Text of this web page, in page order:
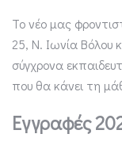
Το νέο μας
25, Ν. Ιωνία Βόλου
σύγχρονα
που θα κάνει τη
Εγγραφές